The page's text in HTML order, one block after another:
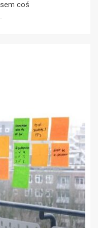
coś
sobie